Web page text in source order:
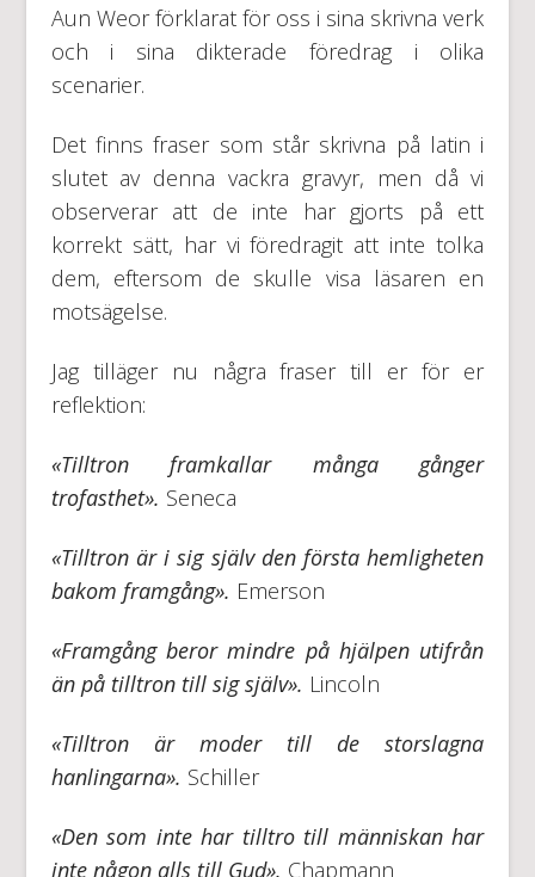
Aun Weor förklarat för oss i sina skrivna verk
och i sina dikterade föredrag i olika
scenarier.
Det finns fraser som står skrivna på latin i
slutet av denna vackra gravyr, men då vi
observerar att de inte har gjorts på ett
korrekt sätt, har vi föredragit att inte tolka
dem, eftersom de skulle visa läsaren en
motsägelse.
Jag tilläger nu några fraser till er för er
reflektion:
«Tilltron framkallar många gånger
trofasthet». Seneca
«Tilltron är i sig själv den första hemligheten
bakom framgång». Emerson
«Framgång beror mindre på hjälpen utifrån
än på tilltron till sig själv». Lincoln
«Tilltron är moder till de storslagna
hanlingarna». Schiller
«Den som inte har tilltro till människan har
inte någon alls till Gud». Chapmann